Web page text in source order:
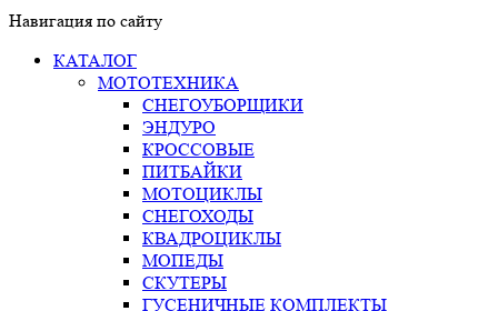
Навигация по сайту
КАТАЛОГ
МОТОТЕХНИКА
СНЕГОУБОРЩИКИ
ЭНДУРО
КРОССОВЫЕ
ПИТБАЙКИ
МОТОЦИКЛЫ
СНЕГОХОДЫ
КВАДРОЦИКЛЫ
МОПЕДЫ
СКУТЕРЫ
ГУСЕНИЧНЫЕ КОМПЛЕКТЫ